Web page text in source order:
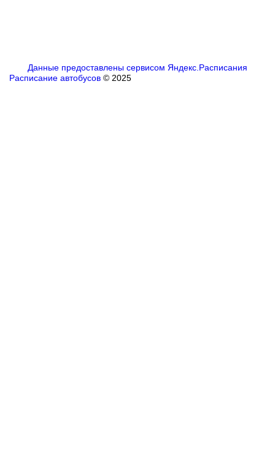
Данные предоставлены сервисом Яндекс.Расписания
Расписание автобусов © 2025